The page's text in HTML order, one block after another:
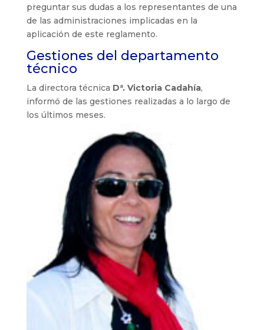
preguntar sus dudas a los representantes de una
de las administraciones implicadas en la
aplicación de este reglamento.
Gestiones del departamento
técnico
La directora técnica Dª. Victoria Cadahía,
informó de las gestiones realizadas a lo largo de
los últimos meses.